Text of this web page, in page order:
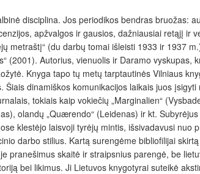
disciplina. Jos periodikos bendras bruožas:
apžvalgos ir gausios, dažniausiai retąjį ir
(du darbų tomai išleisti 1933 ir 1937
Autorius, vienuolis ir Daramo vyskupas,
Knyga tapo tų metų tarptautinės Vilniaus
dinamiškos komunikacijos laikais juos
tokiais kaip vokiečių „Marginalien“
olandų „Quærendo“ (Leidenas) ir kt.
klestėjo laisvoji tyrėjų mintis, išsivadavusi nuo
darbo stilius. Kartą surengėme bibliofilijai
skaitė ir straipsnius parengė, be
bei likimus. Ji Lietuvos knygotyrai suteikė